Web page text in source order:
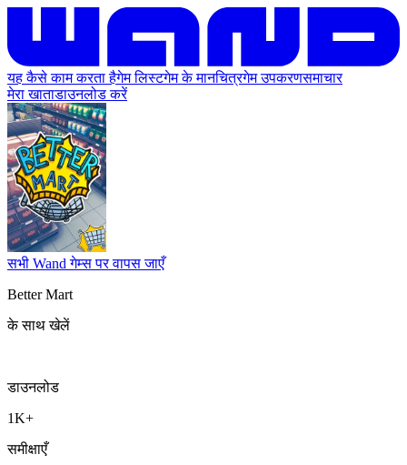
यह कैसे काम करता हैगेम लिस्टगेम के मानचित्रगेम उपकरणसमाचार
मेरा खाताडाउनलोड करें
सभी Wand गेम्स पर वापस जाएँ
Better Mart
के साथ खेलें
डाउनलोड
1K+
समीक्षाएँ